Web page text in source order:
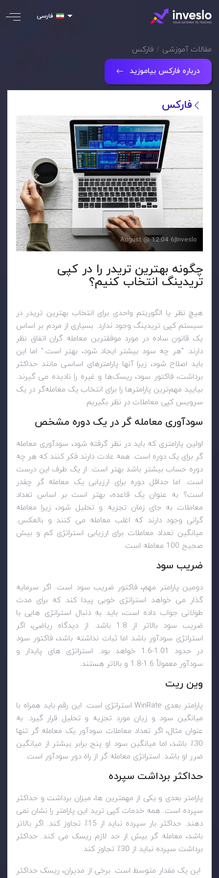
فارسی
مقالات آموزشی فارکس
درباره فارکس بیاموزید
فارکس
Inveslo
|
6 August @ 12:04
چگونه بهترین تریدر را در کپی
تریدینگ انتخاب کنیم؟
هیچ نظر یا الگوریتم واحدی برای انتخاب بهترین تریدر در
سیستم کپی تریدینگ وجود ندارد. بسیاری از مردم بر اساس
یک قانون ساده در مورد موفقترین معامله گران اتفاق نظر
دارند: "هر چه سود بیشتر ایجاد شود، بهتر است." اما این
باید اصلاح شود، زیرا آنها پارامترهای اساسی مانند حداکثر
برداشت، فاکتور سود، ریسک‌ها و غیره را نادیده می گیرند.
بیایید مهم‌ترین پارامترها را برای انتخاب یک معامله‌گر در یک
سرویس کپی معاملات در نظر بگیریم.
سودآوری معامله گر در یک دوره مشخص
اولین پارامتری که باید در نظر گرفته شود، سودآوری معامله
گر برای یک دوره است. همه عادت دارند فکر کنند که هر چه
دوره حساب بیشتر باشد بهتر است. از یک طرف این درست
است. اما حداقل دوره برای ارزیابی یک معامله گر چقدر
است؟ به عنوان یک قاعده، بهتر است بر اساس تعداد
معاملات به جای زمان تجزیه و تحلیل شود، زیرا معامله
گرانی وجود دارند که اغلب معامله می کنند و بالعکس.
میانگین تعداد معاملات برای ارزیابی استراتژی کم و بیش
صحیح 100 معامله است.
ضریب سود
دومین پارامتر مهم، فاکتور ضریب سود است. اگر سرمایه
گذار می خواهد استراتژی خوبی پیدا کند که برای مدت
طولانی جواب داده است، باید به دنبال استراتژی هایی با
ضریب سود بالاتر از 1.8 باشد. از دیدگاه ریاضی، اگر
استراتژی سودآور باشد اما ثبات نداشته باشد، فاکتور سود
در حدود 1.01-1.6 خواهد بود. استراتژی های پایدار و
سودآور معمولاً 1.6-1.8 و بالاتر هستند.
وین ریت
پارامتر بعدی WinRateاستراتژی است. این رقم باید همراه با
میانگین سود و زیان مورد تجزیه و تحلیل قرار گیرد. به
عنوان مثال، اگر تعداد معاملات سودآور یک معامله گر تنها
30٪ باشد، اما میانگین سود او پنج برابر بیشتر از میانگین
ضرر او باشد. استراتژی معامله گر از راه دور سودآور است.
حداکثر برداشت سپرده
پارامتر بعدی و یکی از مهمترین ها، میزان برداشت و حداکثر
سپرده است. همه خدمات کپی ترید این پارامتر را نشان نمی
دهند. حداکثر بار سپرده نباید از 15٪ تجاوز کند. اگر بالاتر
باشد، معامله گر بیش از حد لازم ریسک می کند. حداکثر
برداشت سپرده نباید از 30٪ تجاوز کند.
این یک مقدار متوسط ​​است. برخی از مدیران، ریسک حداکثر